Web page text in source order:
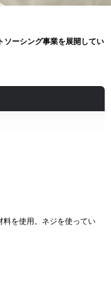
ソーシング事業を展開してい
料を使用。ネジを使ってい